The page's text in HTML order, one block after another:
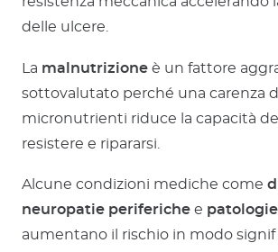
delle ulcere.
La malnutrizione è un fattore
sottovalutato perché una carenza
micronutrienti riduce la capacità
resistere e ripararsi.
Alcune condizioni mediche come
neuropatie periferiche e
aumentano il rischio in modo